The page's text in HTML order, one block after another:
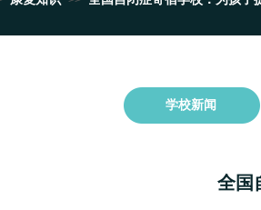
学校新闻
全国